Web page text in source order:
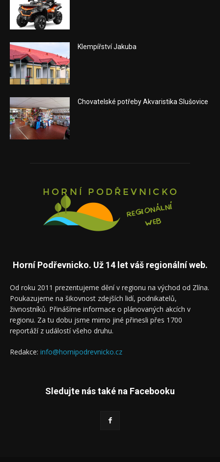
Klempířství Jakuba
Chovatelské potřeby Akvaristika Slušovice
Horní Podřevnicko. Už 14 let váš regionální web.
Od roku 2011 prezentujeme dění v regionu na východ od Zlína.
Poukazujeme na šikovnost zdejších lidí, podnikatelů,
živnostníků. Přinášíme informace o plánovaných akcích v
regionu. Za tu dobu jsme mimo jiné přinesli přes 1700
reportáží z událostí všeho druhu.
Redakce: info@hornipodrevnicko.cz
Sledujte nás také na Facebooku